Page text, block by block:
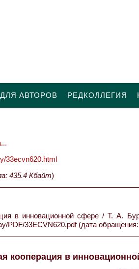
АВТОРОВ РЕДКОЛЛЕГИЯ
33ecvn620.html
435.4 Кбайт)
в инновационной сфере / Т. А.
33ECVN620.pdf (дата обращения:
кооперация в